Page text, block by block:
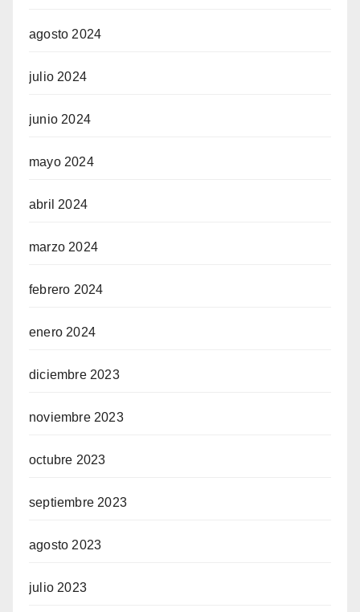
agosto 2024
julio 2024
junio 2024
mayo 2024
abril 2024
marzo 2024
febrero 2024
enero 2024
diciembre 2023
noviembre 2023
octubre 2023
septiembre 2023
agosto 2023
julio 2023